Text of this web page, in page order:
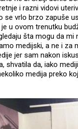
i razni vidovi
se vrlo brzo zapuše
u ovom trenutku
šta mogu da mi
medijski, a ne i za
jer sam nakon
shvatila da, iako
medija preko